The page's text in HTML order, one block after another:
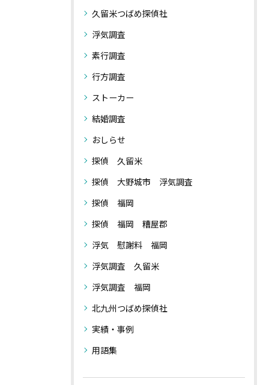
久留米つばめ探偵社
浮気調査
素行調査
行方調査
ストーカー
結婚調査
おしらせ
探偵 久留米
探偵 大野城市 浮気調査
探偵 福岡
探偵 福岡 糟屋郡
浮気 慰謝料 福岡
浮気調査 久留米
浮気調査 福岡
北九州つばめ探偵社
実績・事例
用語集